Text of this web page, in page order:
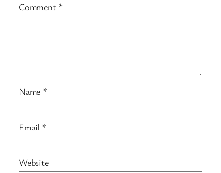
Comment *
Name *
Email *
Website